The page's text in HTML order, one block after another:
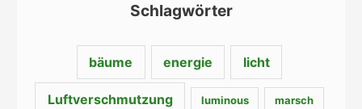
Schlagwörter
bäume energie licht
Luftverschmutzung luminous marsch